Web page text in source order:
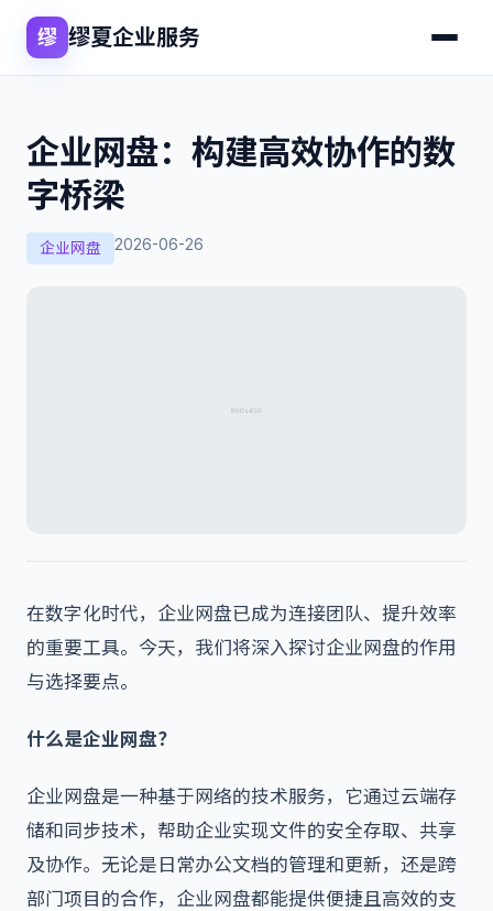
缪 缪夏企业服务
企业网盘：构建高效协作的数
字桥梁
企业网盘 2026-06-26
在数字化时代，企业网盘已成为连接团队、提升效率
的重要工具。今天，我们将深入探讨企业网盘的作用
与选择要点。
什么是企业网盘？
企业网盘是一种基于网络的技术服务，它通过云端存
储和同步技术，帮助企业实现文件的安全存取、共享
及协作。无论是日常办公文档的管理和更新，还是跨
部门项目的合作，企业网盘都能提供便捷且高效的支